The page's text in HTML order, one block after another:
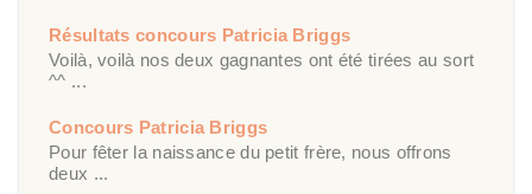
Résultats concours Patricia Briggs
Voilà, voilà nos deux gagnantes ont été tirées au sort
^^ ...
Concours Patricia Briggs
Pour fêter la naissance du petit frère, nous offrons
deux ...